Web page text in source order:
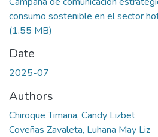
consumo sostenible en el sector
(1.55 MB)
Date
2025-07
Authors
Chiroque Timana, Candy Lizbet
Coveñas Zavaleta, Luhana May Liz